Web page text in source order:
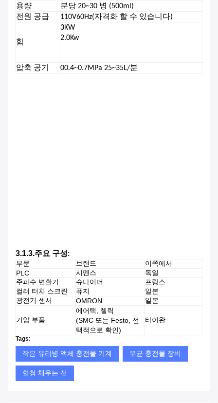
용량
분당 20~30 병 (500ml)
전원 공급
110V60Hz(자격화 할 수 있습니다)
힘
3KW
2.0Kw
압축 공기 00.4~0.7MPa 25~35L/분
3.1.3.주요 구성:
부문
브랜드
이쪽에서
PLC
시멘스
독일
주파수 변환기
슈나이더
프랑스
컬러 터치 스크린
퓨지
일본
광전기 센서
OMRON 일본
기압 부품
에어택, 첼릭
(SMC 또는 Festo, 선
택적으로 확인)
타이완
Tags:
작은 유리병 액체 충전물 기계 무균 충전물 장비
혈청 채우는 선